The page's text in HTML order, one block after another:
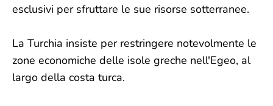
esclusivi per sfruttare le sue risorse sotterranee.
La Turchia insiste per restringere notevolmente le
zone economiche delle isole greche nell'Egeo, al
largo della costa turca.